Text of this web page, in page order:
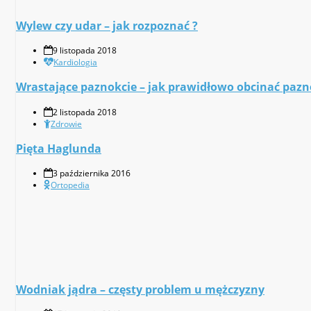
Wylew czy udar – jak rozpoznać ?
9 listopada 2018
Kardiologia
Wrastające paznokcie – jak prawidłowo obcinać
2 listopada 2018
Zdrowie
Pięta Haglunda
3 października 2016
Ortopedia
Wodniak jądra – częsty problem u mężczyzny